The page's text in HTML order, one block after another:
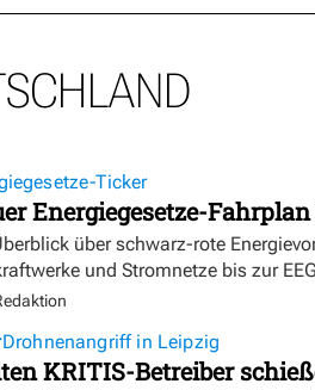
Ticker
Energiegesetze-
über schwarz-rote
und Stromnetze bis zur
Drohnenangriff in Leipzig
KRITIS-Betreiber